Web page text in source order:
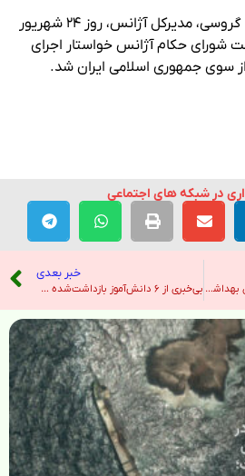
این در حالی است که رافائل گروسی، مدیرکل آژانس، روز ۲۴ شهریور
شورای حکام آژانس خواستار اجرای
سوی جمهوری اسلامی ایران شد.
در شبکه های اجتماعی
ما برای کاهش مجدد کمک های بهداشتی گروه های غیردولتی را کاهش می دهیم – نیویورک تایمز
خبر بعدی
بی‌خبری از ۶ دانش‌آموز بازداشت‌شده در کامیاران در سومین سالگرد کشته شدن مهسا امینی – صدای آمریکا